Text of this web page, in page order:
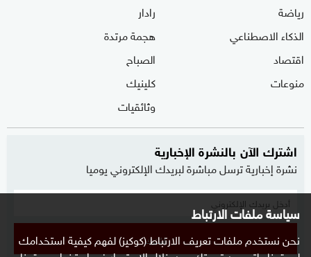
سياسة ملفات الارتباط
نحن نستخدم ملفات تعريف الارتباط (كوكيز) لفهم كيفية استخدامك
رياضة
الذكاء الاصطناعي
اقتصاد
منوعات
رادار
هجمة مرتدة
الصباح
كلينيك
وثائقيات
اشترك الآن بالنشرة الإخبارية
نشرة إخبارية ترسل مباشرة لبريدك الإلكتروني يوميا
إشترك